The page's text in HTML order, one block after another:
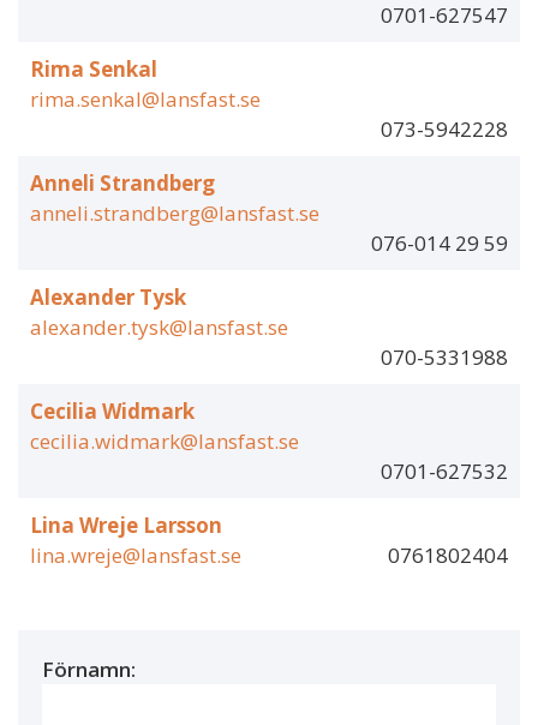
0701-627547
Rima Senkal
rima.senkal@lansfast.se
073-5942228
Anneli Strandberg
anneli.strandberg@lansfast.se
076-014 29 59
Alexander Tysk
alexander.tysk@lansfast.se
070-5331988
Cecilia Widmark
cecilia.widmark@lansfast.se
0701-627532
Lina Wreje Larsson
lina.wreje@lansfast.se
0761802404
Förnamn: